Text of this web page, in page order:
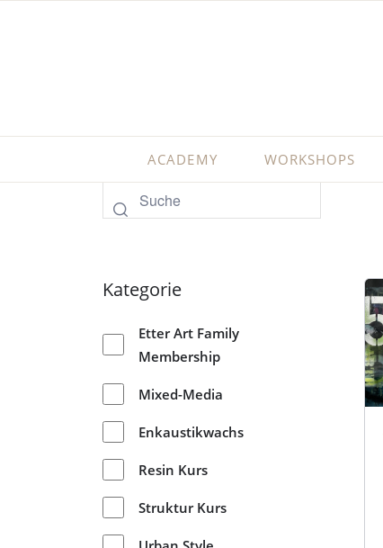
ACADEMY WORKSHOPS
Kategorie
Etter Art Family
Membership
Mixed-Media
Enkaustikwachs
Resin Kurs
Struktur Kurs